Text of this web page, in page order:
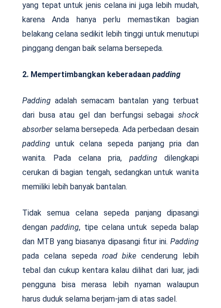
yang tepat untuk jenis celana ini juga lebih mudah,
karena Anda hanya perlu memastikan bagian
belakang celana sedikit lebih tinggi untuk menutupi
pinggang dengan baik selama bersepeda.
2. Mempertimbangkan keberadaan padding
Padding adalah semacam bantalan yang terbuat
dari busa atau gel dan berfungsi sebagai shock
absorber selama bersepeda. Ada perbedaan desain
padding untuk celana sepeda panjang pria dan
wanita. Pada celana pria, paddingdilengkapi
cerukan di bagian tengah, sedangkan untuk wanita
memiliki lebih banyak bantalan.
Tidak semua celana sepeda panjang dipasangi
denganpadding, tipe celana untuk sepeda balap
dan MTB yang biasanya dipasangi fitur ini. Padding
pada celana sepeda road bike cenderung lebih
tebal dan cukup kentara kalau dilihat dari luar, jadi
pengguna bisa merasa lebih nyaman walaupun
harus duduk selama berjam-jam di atas sadel.